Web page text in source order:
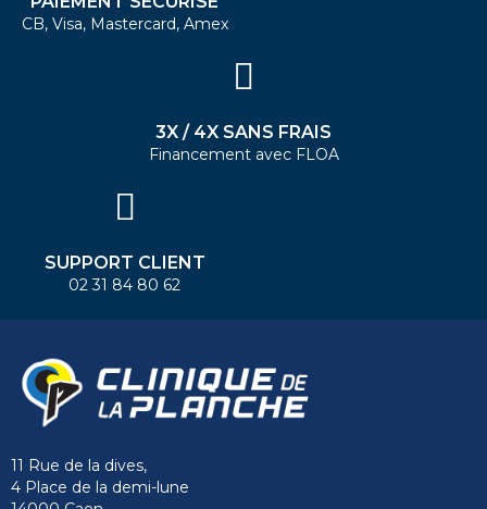
CB, Visa, Mastercard, Amex
3X / 4X SANS FRAIS
Financement avec FLOA
SUPPORT CLIENT
02 31 84 80 62
11 Rue de la dives,
4 Place de la demi-lune